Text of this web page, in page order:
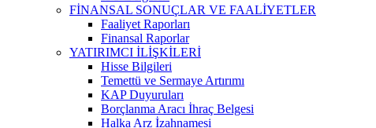
FİNANSAL SONUÇLAR VE FAALİYETLER
Faaliyet Raporları
Finansal Raporlar
YATIRIMCI İLİŞKİLERİ
Hisse Bilgileri
Temettü ve Sermaye Artırımı
KAP Duyuruları
Borçlanma Aracı İhraç Belgesi
Halka Arz İzahnamesi